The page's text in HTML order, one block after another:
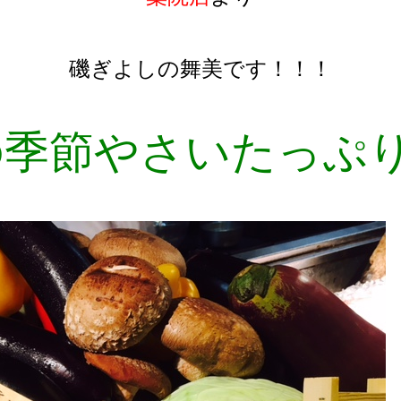
磯ぎよしの舞美です！！！
節やさいたっぷ